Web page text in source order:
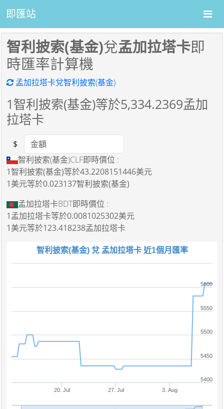
即匯站
智利披索(基金)兌孟加拉塔卡即
時匯率計算機
孟加拉塔卡兌智利披索(基金)
1智利披索(基金)等於5,334.2369孟加
拉塔卡
Amount
$
智利披索(基金)CLF即時價位 :
1智利披索(基金)等於43.2208151446美元
1美元等於0.023137智利披索(基金)
孟加拉塔卡BDT即時價位 :
1孟加拉塔卡等於0.0081025302美元
1美元等於123.418238孟加拉塔卡
智利披索(基金) 兌 孟加拉塔卡 近1個月匯率
20. Jul 27. Jul 3. Aug
5400
5450
5500
5550
5600